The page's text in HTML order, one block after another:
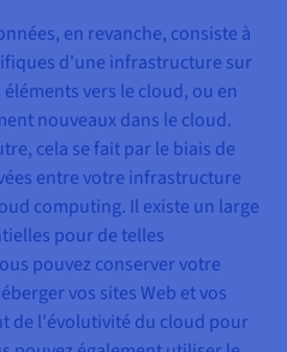
en revanche, consiste à
d'une infrastructure sur
vers le cloud, ou en
nouveaux dans le cloud.
cela se fait par le biais de
entre votre infrastructure
computing. Il existe un large
pour de telles
pouvez conserver votre
vos sites Web et vos
de l'évolutivité du cloud pour